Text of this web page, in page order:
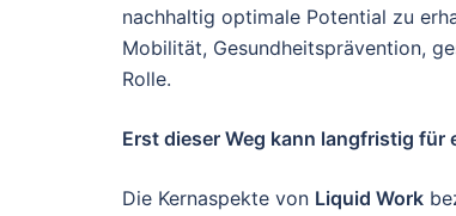
nachhaltig optimale Potential zu
Mobilität, Gesundheitsprävention,
Rolle.
Erst dieser Weg kann langfristig
Die Kernaspekte von Liquid Work